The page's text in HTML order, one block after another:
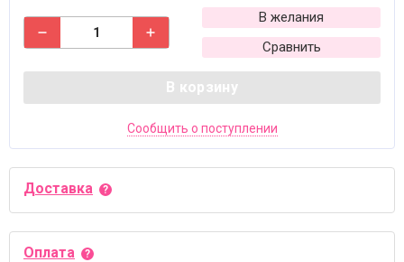
В желания
Сравнить
В корзину
Сообщить о поступлении
Доставка
Оплата